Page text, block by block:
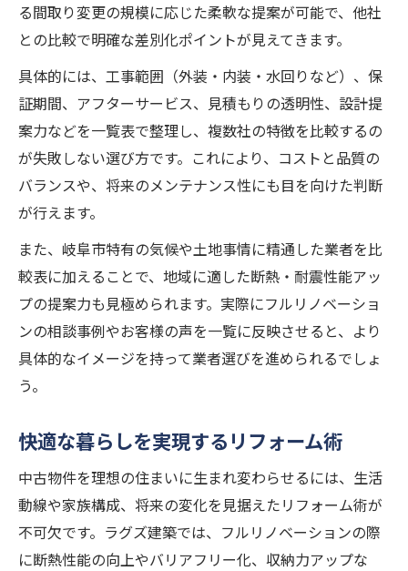
長く快適に住むためのメンテナンス術
ライフスタイル変化に対応する家づくり
岐阜市で安心して暮らすための工夫
費用対効果が高いリフォーム計画のコツ
リフォーム費用と効果の比較早見表
予算配分で失敗しない優先順位の決め方
フルリノベーションの費用を抑える方法
コストと満足度を両立させる秘訣
岐阜市で長く住む家を実現する方法
長期居住向きフルリノベの比較ポイント
メンテナンスしやすい家づくりの工夫
家族みんなが快適に暮らすための工夫
る間取り変更の規模に応じた柔軟な提案が可能で、他社
との比較で明確な差別化ポイントが見えてきます。
具体的には、工事範囲（外装・内装・水回りなど）、保
証期間、アフターサービス、見積もりの透明性、設計提
案力などを一覧表で整理し、複数社の特徴を比較するの
が失敗しない選び方です。これにより、コストと品質の
バランスや、将来のメンテナンス性にも目を向けた判断
が行えます。
また、岐阜市特有の気候や土地事情に精通した業者を比
較表に加えることで、地域に適した断熱・耐震性能アッ
プの提案力も見極められます。実際にフルリノベーショ
ンの相談事例やお客様の声を一覧に反映させると、より
具体的なイメージを持って業者選びを進められるでしょ
う。
快適な暮らしを実現するリフォーム術
中古物件を理想の住まいに生まれ変わらせるには、生活
動線や家族構成、将来の変化を見据えたリフォーム術が
不可欠です。ラグズ建築では、フルリノベーションの際
に断熱性能の向上やバリアフリー化、収納力アップな